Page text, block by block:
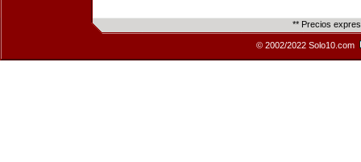
** Precios
© 2002/2022 Solo10.com